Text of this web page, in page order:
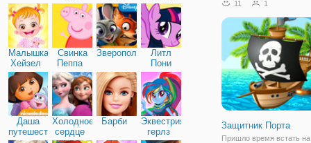
Найтс
Малышка
Хейзел
Свинка
Пеппа
Зверополис
Литл
Пони
Дружба
Даша
путешественница
Холодное
сердце
Барби
Эквестрия
герлз
остров, где построен
древней богини Армиты.
гласит, что после
11 1
Защитник Порта
Пришло время встать